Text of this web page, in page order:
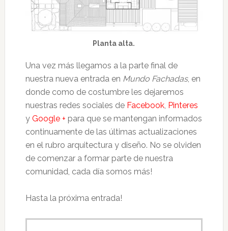
Planta alta.
Una vez más llegamos a la parte final de
nuestra nueva entrada en Mundo Fachadas, en
donde como de costumbre les dejaremos
nuestras redes sociales de Facebook, Pinteres
y Google + para que se mantengan informados
continuamente de las últimas actualizaciones
en el rubro arquitectura y diseño. No se olviden
de comenzar a formar parte de nuestra
comunidad, cada día somos más!
Hasta la próxima entrada!